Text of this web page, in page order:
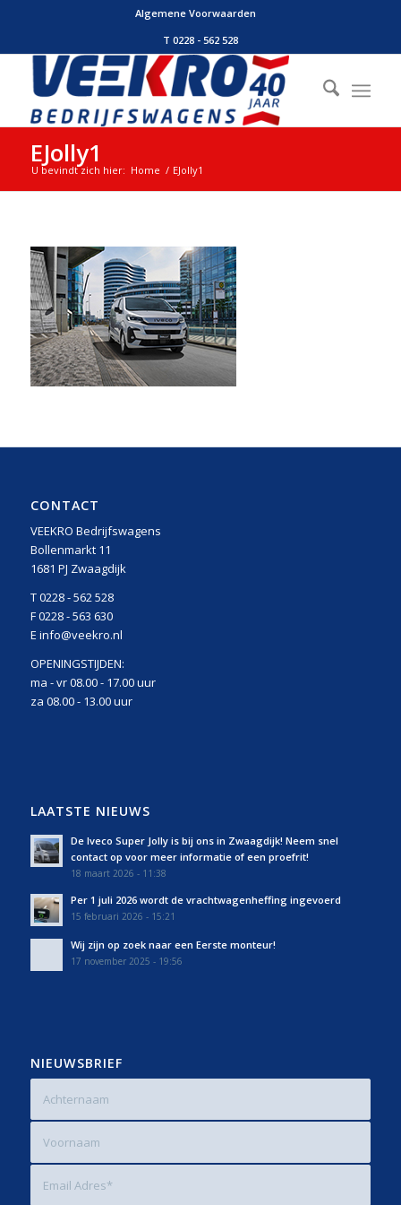
Algemene Voorwaarden
T 0228 - 562 528
EJolly1
U bevindt zich hier: Home / EJolly1
CONTACT
VEEKRO Bedrijfswagens
Bollenmarkt 11
1681 PJ Zwaagdijk
T 0228 - 562 528
F 0228 - 563 630
E info@veekro.nl
OPENINGSTIJDEN:
ma - vr 08.00 - 17.00 uur
za 08.00 - 13.00 uur
LAATSTE NIEUWS
De Iveco Super Jolly is bij ons in Zwaagdijk! Neem snel
contact op voor meer informatie of een proefrit!
18 maart 2026 - 11:38
Per 1 juli 2026 wordt de vrachtwagenheffing ingevoerd
15 februari 2026 - 15:21
Wij zijn op zoek naar een Eerste monteur!
17 november 2025 - 19:56
NIEUWSBRIEF